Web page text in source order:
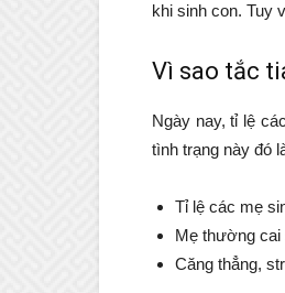
khi sinh con. Tuy
Vì sao tắc
Ngày nay, tỉ lệ
tình trạng này đó
Tỉ lệ các mẹ
Mẹ thường cai
Căng thẳng,